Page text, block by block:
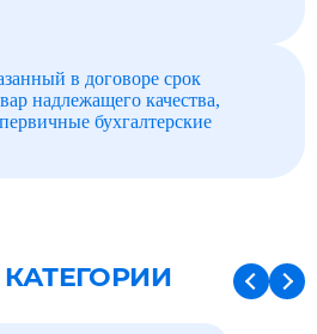
в договоре срок
надлежащего качества,
бухгалтерские